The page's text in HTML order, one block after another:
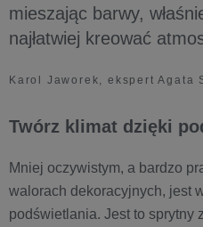
mieszając barwy,
najłatwiej kreować
Karol Jaworek, ekspert Agata
Twórz klimat dzięki
Mniej oczywistym, a bardzo
walorach dekoracyjnych, jest
podświetlania. Jest to sprytny